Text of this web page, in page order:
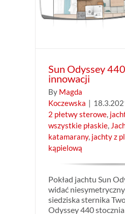
Sun Odyssey
innowacji
By Magda
Koczewska |
2 płetwy sterowe,
wszystkie płaskie,
katamarany, jachty z
kąpielową
Pokład jachtu Sun
widać
siedziska sternika
Odyssey 440